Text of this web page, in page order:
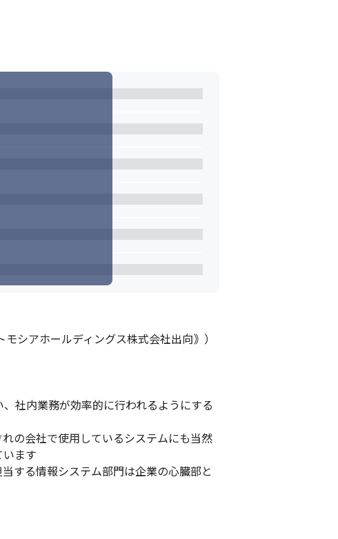
シアホールディングス株式会社出向｠）
社内業務が効率的に行われるようにする
の会社で使用しているシステムにも当然
ます
する情報システム部門は企業の心臓部と